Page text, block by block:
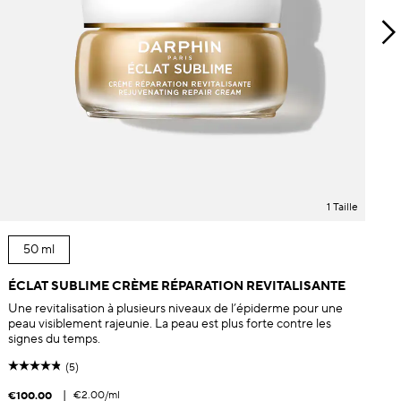
1 Taille
50 ml
ÉCLAT SUBLIME CRÈME RÉPARATION REVITALISANTE
Une revitalisation à plusieurs niveaux de l’épiderme pour une
peau visiblement rajeunie. La peau est plus forte contre les
signes du temps.
(5)
€100.00 €2.00/ml